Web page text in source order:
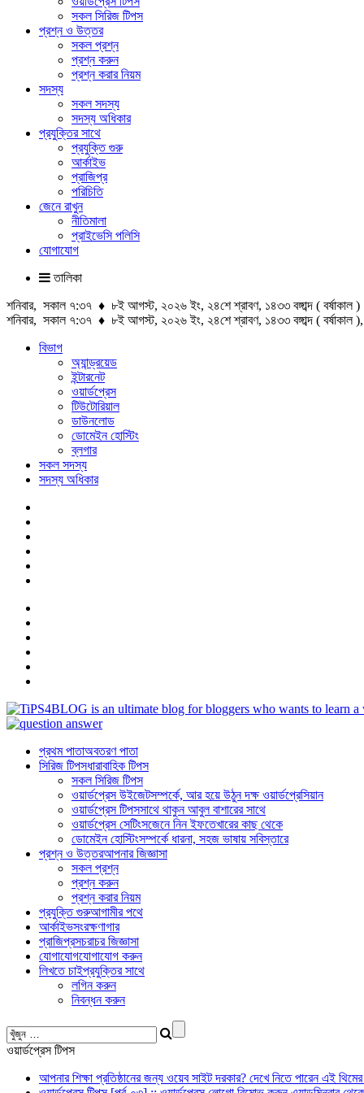
সকল সিরিজ টিপস
প্রশ্ন ও উত্তর
সকল প্রশ্ন
প্রশ্ন করুন
প্রশ্ন করার নিয়ম
সদস্য
সকল সদস্য
সদস্য অধিকার
প্রযুক্তির সাথে
প্রযুক্তি গুরু
আর্কাইভ
প্রাজিপ্র
পরিচিতি
জেনে রাখুন
নীতিমালা
প্রাইভেসি পলিসি
যোগাযোগ
তালিকা
শনিবার, সকাল ৭:৩৭ ♦ ৮ই আগস্ট, ২০২৬ ইং, ২৪শে শ্রাবণ, ১৪৩৩ বঙ্গাব্দ ( বর্ষাকাল )
শনিবার, সকাল ৭:৩৭ ♦ ৮ই আগস্ট, ২০২৬ ইং, ২৪শে শ্রাবণ, ১৪৩৩ বঙ্গাব্দ (
বিভাগ
অ্যান্ড্রয়েড
ইন্টারনেট
ওয়ার্ডপ্রেস
টিউটোরিয়াল
ডাউনলোড
ডোমেইন হোস্টিং
ব্লগার
সকল সদস্য
সদস্য অধিকার
প্রথম পাতাঅবতরণ পাতা
সিরিজ টিপসধারাবাহিক টিপস
সকল সিরিজ টিপস
ওয়ার্ডপ্রেস উইজেটসম্পর্কে, আর হয়ে উঠুন দক্ষ ওয়ার্ডপ্রেসিয়ান
ওয়ার্ডপ্রেস টিপসসাথে থাকুন আবুল বাশারের সাথে
ওয়ার্ডপ্রেস সেটিংসজেনে নিন ইফতেখারের কাছ থেকে
ডোমেইন হোস্টিংসম্পর্কে ধারনা, সহজ ভাষায় সবিস্তারে
প্রশ্ন ও উত্তরআপনার জিজ্ঞাসা
সকল প্রশ্ন
প্রশ্ন করুন
প্রশ্ন করার নিয়ম
প্রযুক্তি গুরুআগামীর পথে
আর্কাইভসংরক্ষণাগার
প্রাজিপ্রসচরাচর জিজ্ঞাসা
যোগাযোগযোগাযোগ করুন
লিখতে চাইপ্রযুক্তির সাথে
লগিন করুন
নিবন্ধন করুন
ওয়ার্ডপ্রেস টিপস
আপনার শিক্ষা প্রতিষ্ঠানের জন্য ওয়েব সাইট দরকার? দেখে নিতে পারেন এই